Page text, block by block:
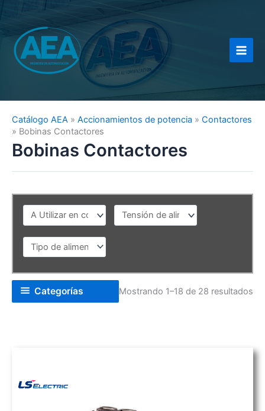
al
contenido
Catálogo AEA » Accionamientos de potencia » Contactores
» Bobinas Contactores
Bobinas Contactores
Categorías Mostrando 1–18 de 28 resultados